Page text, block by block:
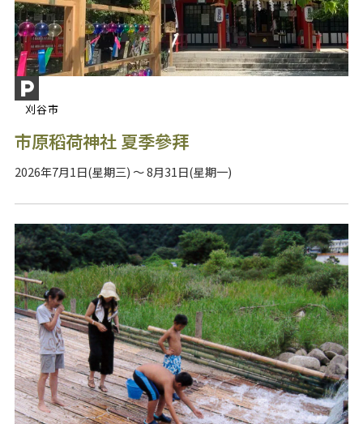
刈谷市
市原稻荷神社 夏季參拜
2026年7月1日(星期三) ～ 8月31日(星期一)